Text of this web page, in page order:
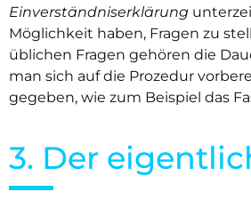
Einverständniserklärung
Möglichkeit haben, Fragen zu
üblichen Fragen gehören die
man sich auf die Prozedur
gegeben, wie zum Beispiel das
3. Der